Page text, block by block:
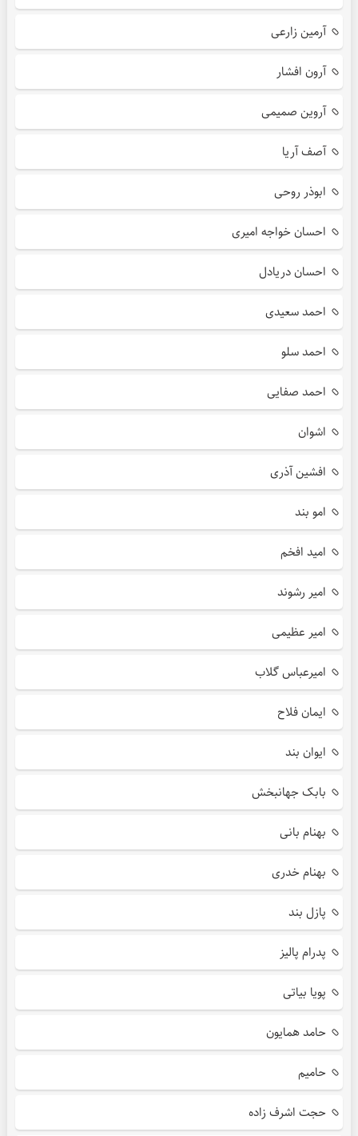
آرمین زارعی
آرون افشار
آروین صمیمی
آصف آریا
ابوذر روحی
احسان خواجه امیری
احسان دریادل
احمد سعیدی
احمد سلو
احمد صفایی
اشوان
افشین آذری
امو بند
امید افخم
امیر رشوند
امیر عظیمی
امیرعباس گلاب
ایمان فلاح
ایوان بند
بابک جهانبخش
بهنام بانی
بهنام خدری
پازل بند
پدرام پالیز
پویا بیاتی
حامد همایون
حامیم
حجت اشرف زاده